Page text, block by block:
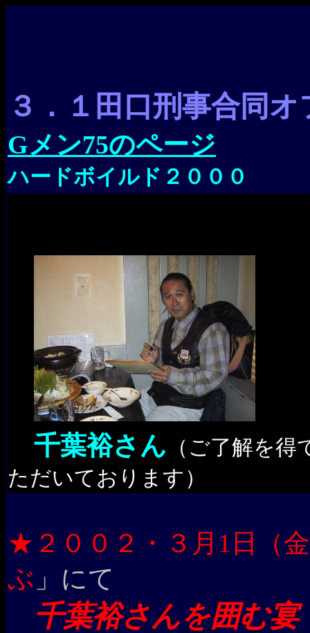
３．１田口刑事合同オ
Gメン75のページ
ハードボイルド２０００
千葉裕さん （ご了解を
ただいております）
★２００２・３月1日（
ぶ 」にて
千葉裕さんを囲む宴